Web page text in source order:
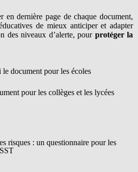
en dernière page de chaque document,
de mieux anticiper et adapter
des niveaux d’alerte, pour protéger la
document pour les écoles
pour les collèges et les lycées
risques : un questionnaire pour les